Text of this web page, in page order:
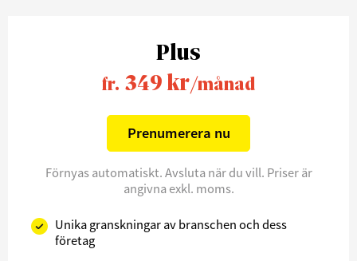
Plus
fr. 349 kr/månad
Prenumerera nu
Förnyas automatiskt. Avsluta när du vill. Priser är
angivna exkl. moms.
Unika granskningar av branschen och dess
företag